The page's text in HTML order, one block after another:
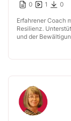
0 1 0
Erfahrener Coach
Resilienz.
und der